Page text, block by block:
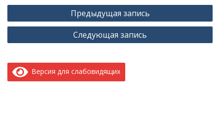
Навигация
по
Предыдущая запись
Следующая запись
Версия для слабовидящих